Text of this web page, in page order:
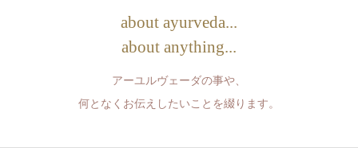
about ayurveda...
about anything...
アーユルヴェーダの事や、
何となくお伝えしたいことを綴ります。